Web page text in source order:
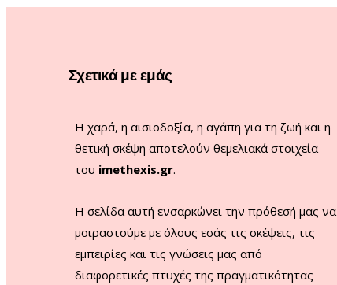
Σχετικά με εμάς
Η χαρά, η αισιοδοξία, η αγάπη για τη ζωή και η
θετική σκέψη αποτελούν θεμελιακά στοιχεία
του imethexis.gr.
H σελίδα αυτή ενσαρκώνει την πρόθεσή μας να
μοιραστούμε με όλους εσάς τις σκέψεις, τις
εμπειρίες και τις γνώσεις μας από
διαφορετικές πτυχές της πραγματικότητας